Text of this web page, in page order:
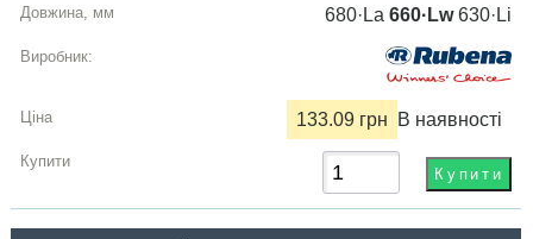
680·La660·Lw630·Li
133.09 грн В наявності